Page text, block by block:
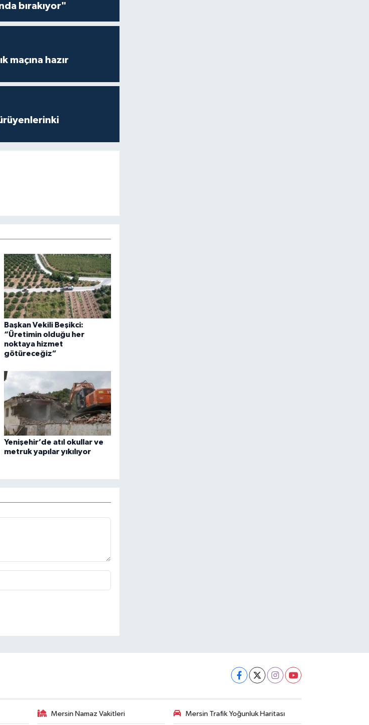
bırakıyor"
maçına hazır
Başkan Vekili Beşikci:
“Üretimin olduğu her
noktaya hizmet
götüreceğiz”
Yenişehir’de atıl okullar ve
metruk yapılar yıkılıyor
Mersin Namaz Vakitleri Mersin Trafik Yoğunluk Haritası